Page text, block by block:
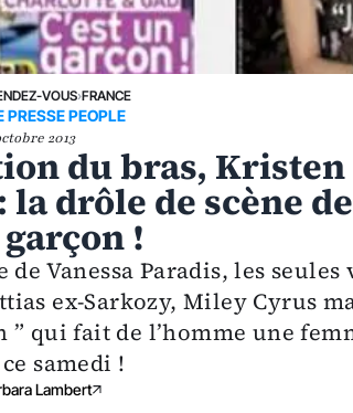
VOUS›FRANCE
PRESSE PEOPLE
2013
du bras, Kristen
drôle de scène
!
Vanessa Paradis, les seules
ex-Sarkozy, Miley Cyrus
qui fait de l’homme une
samedi !
Lambert